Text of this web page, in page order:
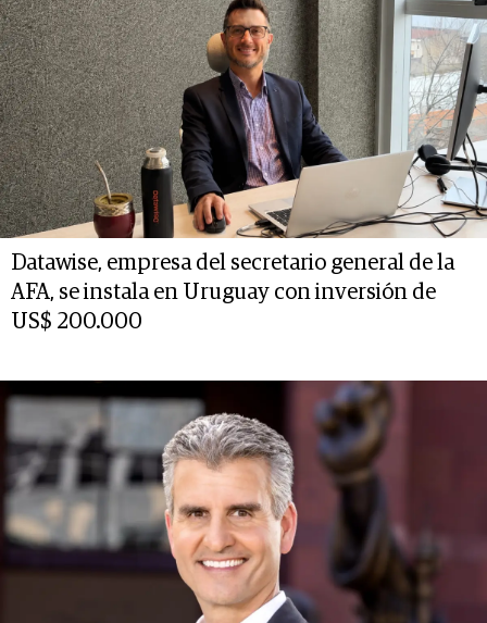
Datawise, empresa del secretario general de la
AFA, se instala en Uruguay con inversión de
US$ 200.000